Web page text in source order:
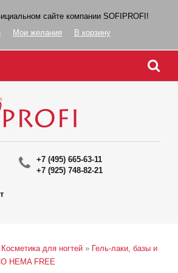
сайте компании SOFIPROFI!
Мои желания В корзину
+7 (495) 665-63-11
+7 (925) 748-82-21
Косметика для ногтей » Гель-лаки, базы и
HEMA FREE